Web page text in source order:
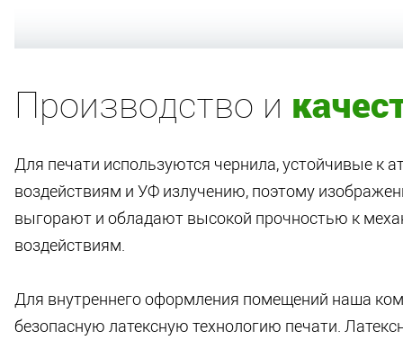
Производство и
Для печати используются чернила, устойчивые к
воздействиям и УФ излучению, поэтому
выгорают и обладают высокой прочностью к
воздействиям.
Для внутреннего оформления помещений наша
безопасную латексную технологию печати.